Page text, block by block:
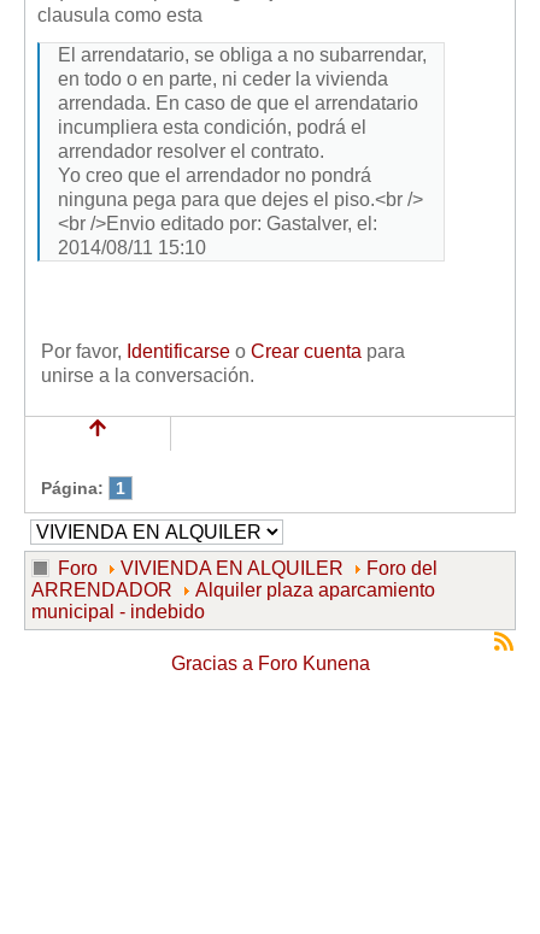
clausula como esta
El arrendatario, se obliga a no subarrendar,
en todo o en parte, ni ceder la vivienda
arrendada. En caso de que el arrendatario
incumpliera esta condición, podrá el
arrendador resolver el contrato.
Yo creo que el arrendador no pondrá
ninguna pega para que dejes el piso.<br />
<br />Envio editado por: Gastalver, el:
2014/08/11 15:10
Por favor, Identificarse o Crear cuenta para
unirse a la conversación.
Página: 1
Foro VIVIENDA EN ALQUILER
Foro del
ARRENDADOR
Alquiler plaza aparcamiento
municipal - indebido
Gracias a Foro Kunena